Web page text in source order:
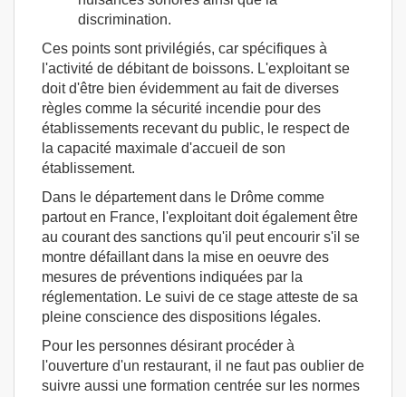
discrimination.
Ces points sont privilégiés, car spécifiques à
l'activité de débitant de boissons. L'exploitant se
doit d'être bien évidemment au fait de diverses
règles comme la sécurité incendie pour des
établissements recevant du public, le respect de
la capacité maximale d'accueil de son
établissement.
Dans le département dans le Drôme comme
partout en France, l'exploitant doit également être
au courant des sanctions qu'il peut encourir s'il se
montre défaillant dans la mise en oeuvre des
mesures de préventions indiquées par la
réglementation. Le suivi de ce stage atteste de sa
pleine conscience des dispositions légales.
Pour les personnes désirant procéder à
l'ouverture d'un restaurant, il ne faut pas oublier de
suivre aussi une formation centrée sur les normes